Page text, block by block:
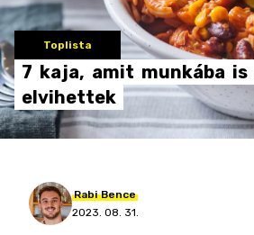
Toplista
7 kaja, amit munkába is
elvihettek
Rabi Bence
2023. 08. 31.